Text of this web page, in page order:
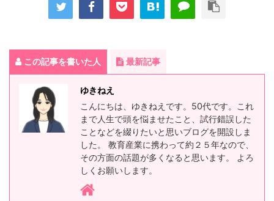
この記事を書いた人 最新記事
ゆきねえ
こんにちは、ゆきねえです。50代です。これ
まで人生で頭を悩ませたこと、試行錯誤した
ことなどを綴りたいと思いブログを開設しま
した。 教育産業に携わって約２５年なので、
その方面の話題が多くなると思います。 よろ
しくお願いします。